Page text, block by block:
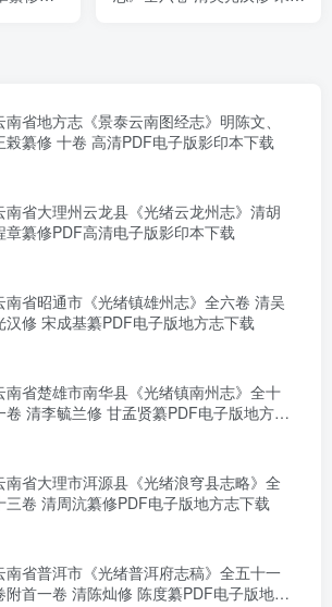
南省地方志《景泰云南图经志》明陈文、
榖纂修 十卷 高清PDF电子版影印本下载
南省大理州云龙县《光绪云龙州志》清胡
章纂修PDF高清电子版影印本下载
南省昭通市《光绪镇雄州志》全六卷 清吴
汉修 宋成基纂PDF电子版地方志下载
南省楚雄市南华县《光绪镇南州志》全十
卷 清李毓兰修 甘孟贤纂PDF电子版地方志
南省大理市洱源县《光绪浪穹县志略》全
三卷 清周沆纂修PDF电子版地方志下载
南省普洱市《光绪普洱府志稿》全五十一
附首一卷 清陈灿修 陈度纂PDF电子版地方